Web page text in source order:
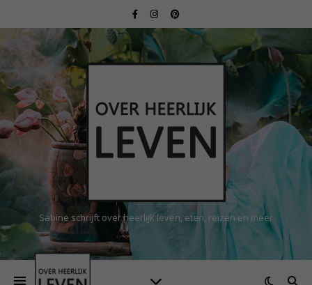
Sabine schrijft over heerlijk leven, eten, reizen en meer